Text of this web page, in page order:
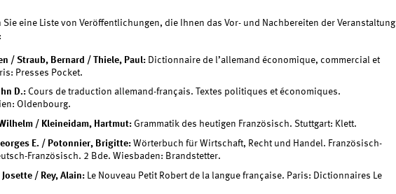
eine Liste von Veröffentlichungen, die Ihnen das Vor- und Nachbereiten der Veranstaltung
/ Straub, Bernard / Thiele, Paul:Dictionnaire de l’allemand économique, commercial et
Presses Pocket.
D.:Cours de traduction allemand-français. Textes politiques et économiques.
Oldenbourg.
/ Kleineidam, Hartmut:Grammatik des heutigen Französisch. Stuttgart: Klett.
E. / Potonnier, Brigitte:Wörterbuch für Wirtschaft, Recht und Handel. Französisch-
Französisch. 2 Bde. Wiesbaden: Brandstetter.
Josette / Rey, Alain: Le Nouveau Petit Robert de la langue française. Paris: Dictionnaires Le